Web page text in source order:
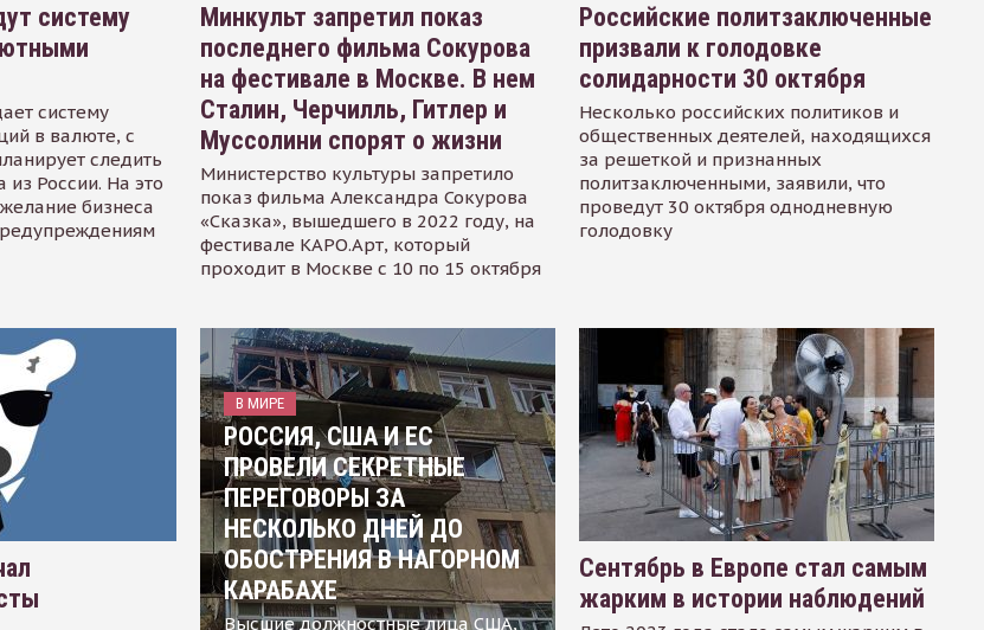
систему
систему
в валюте, с
следить
из России. На это
бизнеса
Минкульт запретил показ
последнего фильма Сокурова
на фестивале в Москве. В нем
Сталин, Черчилль, Гитлер и
Муссолини спорят о жизни
Министерство культуры запретило
показ фильма Александра Сокурова
«Сказка», вышедшего в 2022 году, на
фестивале КАРО.Арт, который
проходит в Москве с 10 по 15 октября
Российские политзаключенные
призвали к голодовке
солидарности 30 октября
Несколько российских политиков и
общественных деятелей, находящихся
за решеткой и признанных
политзаключенными, заявили, что
проведут 30 октября однодневную
голодовку
В МИРЕ
РОССИЯ, США И ЕС
ПРОВЕЛИ СЕКРЕТНЫЕ
ПЕРЕГОВОРЫ ЗА
НЕСКОЛЬКО ДНЕЙ ДО
ОБОСТРЕНИЯ В НАГОРНОМ
КАРАБАХЕ
Высшие должностные лица США,
Сентябрь в Европе стал самым
жарким в истории наблюдений